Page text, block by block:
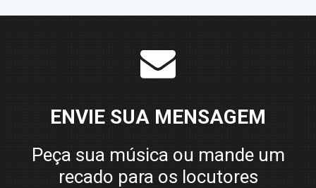
ENVIE SUA MENSAGEM
Peça sua música ou mande um
recado para os locutores